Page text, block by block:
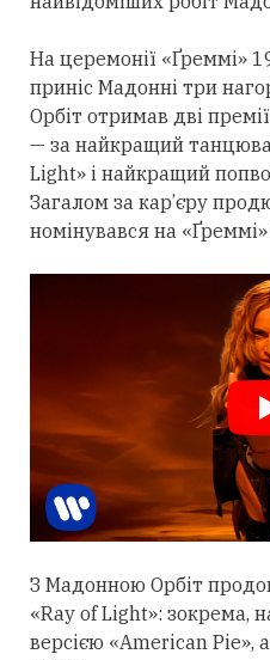
На церемонії «Ґреммі»
приніс Мадонні три
Орбіт отримав дві
— за найкращий
Light» і найкращий
Загалом за кар’єру
номінувався на
З Мадонною Орбіт
«Ray of Light»: зокрема,
версією «American Pie»,